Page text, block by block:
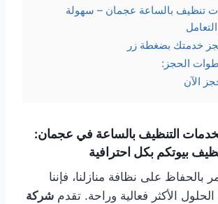
تنظيف بالساعة عجمان – سهولة
خدمتك بضغطة زر
الحجز:
الآن
التنظيف بالساعة في عجمان:
بيوتكم بكل احترافية
بالحفاظ على نظافة منازلنا، فإننا
الأكثر فعالية وراحة. تقدم شركة